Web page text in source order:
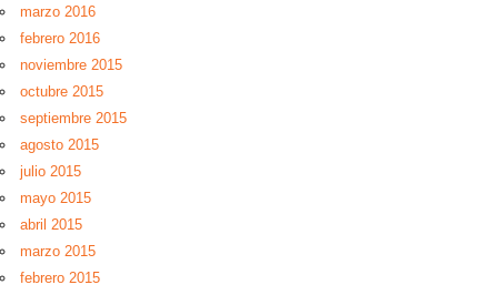
marzo 2016
febrero 2016
noviembre 2015
octubre 2015
septiembre 2015
agosto 2015
julio 2015
mayo 2015
abril 2015
marzo 2015
febrero 2015